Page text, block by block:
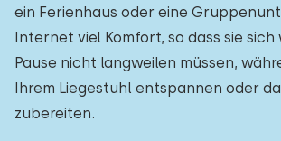
ein Ferienhaus oder eine
Internet viel Komfort, so dass sie
Pause nicht langweilen müssen,
Ihrem Liegestuhl entspannen oder
zubereiten.